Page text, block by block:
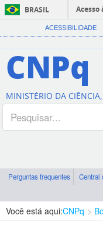
BRASIL
Acesso
ACESSIBILIDADE
CNPq
MINISTÉRIO DA
Perguntas frequentes Central
Você está aqui:CNPq